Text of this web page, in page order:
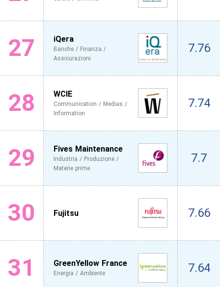
27 iQera
Banche / Finanza /
Assicurazioni
7.76
28 WCIE
Communication / Medias /
Information
7.74
29 Fives Maintenance
Industria / Produzione /
Materie prime
7.7
30 Fujitsu 7.66
31 GreenYellow France
Energia / Ambiente 7.64